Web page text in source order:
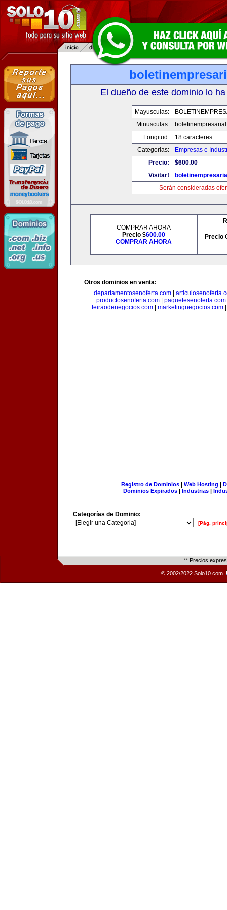
El dueño de este dominio lo
Mayusculas:
Minusculas:
Longitud:
18 caracteres
Categorias:
Empresas e
Precio:
$600.00
Visitar!
Serán consideradas
COMPRAR AHORA
Precio $600.00
COMPRAR AHORA
Precio
Otros dominios en venta:
departamentosenoferta.com
productosenoferta.com| paquetesenoferta.com
feiraodenegocios.com
marketingnegocios.com
Registro de Dominios| Web Hosting |
Dominios Expirados | Industrias |
Categorías de Dominio:
[Pág.
** Precios
© 2002/2022 Solo10.com